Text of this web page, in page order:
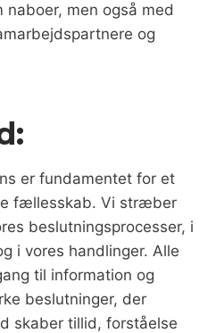
naboer, men også med
og
er fundamentet for et
fællesskab. Vi stræber
beslutningsprocesser, i
i vores handlinger. Alle
til information og
beslutninger, der
skaber tillid, forståelse